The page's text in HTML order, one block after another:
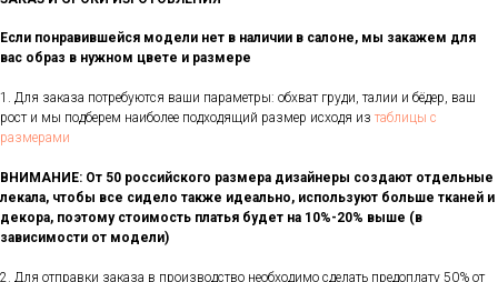
Если понравившейся модели нет в наличии в салоне, мы закажем для
вас образ в нужном цвете и размере
1. Для заказа потребуются ваши параметры: обхват груди, талии и бёдер, ваш
рост и мы подберем наиболее подходящий размер исходя из таблицы с
размерами
ВНИМАНИЕ: От 50 российского размера дизайнеры создают отдельные
лекала, чтобы все сидело также идеально, используют больше тканей и
декора, поэтому стоимость платья будет на 10%-20% выше (в
зависимости от модели)
2. Для отправки заказа в производство необходимо сделать предоплату 50% от